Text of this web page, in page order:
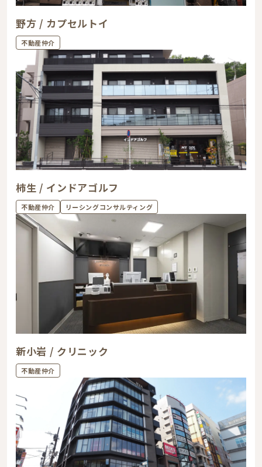
野方 / カプセルトイ
不動産仲介
柿生 / インドアゴルフ
不動産仲介 リーシングコンサルティング
新小岩 / クリニック
不動産仲介